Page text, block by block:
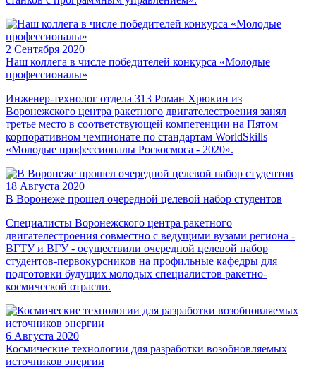
2 Сентября 2020
Наш коллега в числе победителей конкурса «Молодые
профессионалы»
Инженер-технолог отдела 313 Роман Хрюкин из
Воронежского центра ракетного двигателестроения занял
третье место в соответствующей компетенции на Пятом
корпоративном чемпионате по стандартам WorldSkills
«Молодые профессионалы Роскосмоса - 2020».
18 Августа 2020
В Воронеже прошел очередной целевой набор студентов
Специалисты Воронежского центра ракетного
двигателестроения совместно с ведущими вузами региона -
ВГТУ и ВГУ - осуществили очередной целевой набор
студентов-первокурсников на профильные кафедры для
подготовки будущих молодых специалистов ракетно-
космической отрасли.
6 Августа 2020
Космические технологии для разработки возобновляемых
источников энергии